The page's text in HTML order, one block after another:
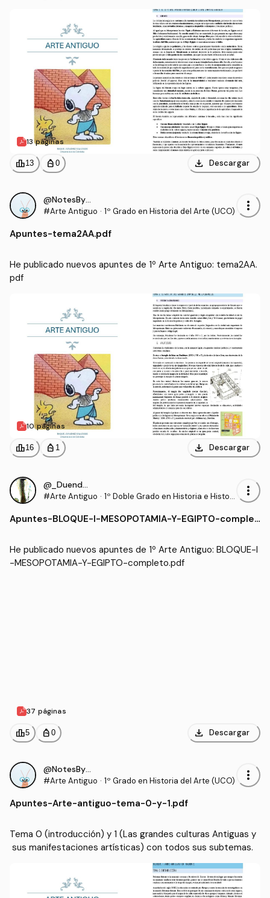
13 páginas
leaderboard13 personal_bag 0 download Descargar
@NotesByRS22
#Arte Antiguo · 1º Grado en Historia del Arte (UCO) more_vert
Apuntes-tema2AA.pdf
He publicado nuevos apuntes de 1º Arte Antiguo: tema2AA.
pdf
10 páginas
leaderboard16 personal_bag 1 download Descargar
@_Duende_
#Arte Antiguo · 1º Doble Grado en Historia e Histori
more_vert
Apuntes-BLOQUE-I-MESOPOTAMIA-Y-EGIPTO-complet
He publicado nuevos apuntes de 1º Arte Antiguo: BLOQUE-I
-MESOPOTAMIA-Y-EGIPTO-completo.pdf
37 páginas
leaderboard5 personal_bag 0 download Descargar
@NotesByRS22
#Arte Antiguo · 1º Grado en Historia del Arte (UCO) more_vert
Apuntes-Arte-antiguo-tema-0-y-1.pdf
Tema 0 (introducción) y 1 (Las grandes culturas Antiguas y
sus manifestaciones artísticas) con todos sus subtemas.